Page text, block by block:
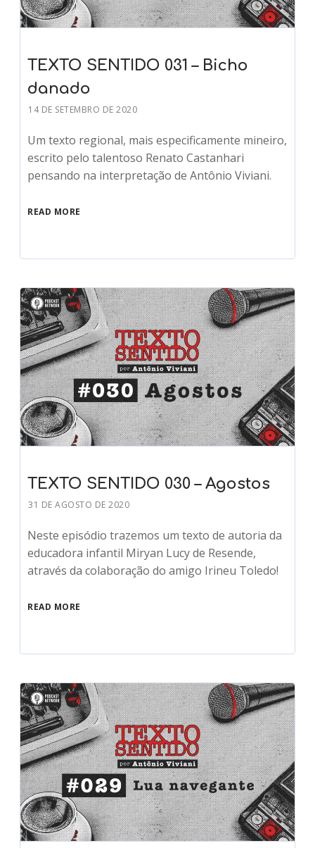
TEXTO SENTIDO 031 – Bicho
danado
14 DE SETEMBRO DE 2020
Um texto regional, mais especificamente mineiro,
escrito pelo talentoso Renato Castanhari
pensando na interpretação de Antônio Viviani.
READ MORE
TEXTO SENTIDO 030 – Agostos
31 DE AGOSTO DE 2020
Neste episódio trazemos um texto de autoria da
educadora infantil Miryan Lucy de Resende,
através da colaboração do amigo Irineu Toledo!
READ MORE